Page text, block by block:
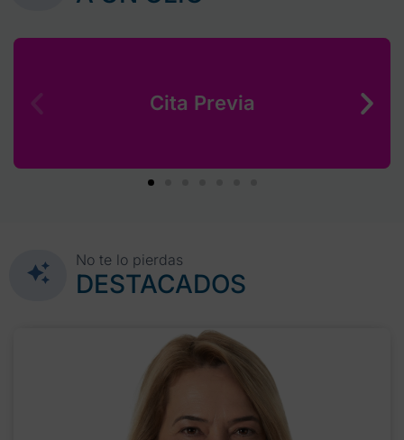
Cita Previa
No te lo pierdas
DESTACADOS